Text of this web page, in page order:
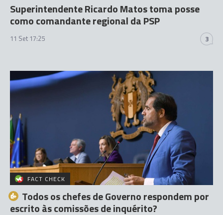
Superintendente Ricardo Matos toma posse
como comandante regional da PSP
11 Set 17:25 3
FACT CHECK
Todos os chefes de Governo respondem por
escrito às comissões de inquérito?